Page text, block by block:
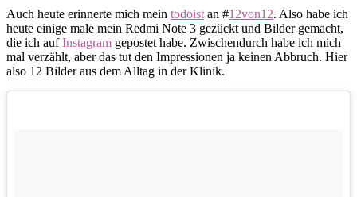
Auch heute erinnerte mich mein todoist an #12von12. Also habe ich
heute einige male mein Redmi Note 3 gezückt und Bilder gemacht,
die ich aufInstagram gepostet habe. Zwischendurch habe ich mich
mal verzählt, aber das tut den Impressionen ja keinen Abbruch. Hier
also 12 Bilder aus dem Alltag in der Klinik.